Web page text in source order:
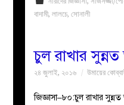
বাদামী,লালচে,সোনালী
চুল রাখার
২৪ জুলাই, ২০১৬ উমায়ের
জিজ্ঞাসা–৮০:চুল রাখার